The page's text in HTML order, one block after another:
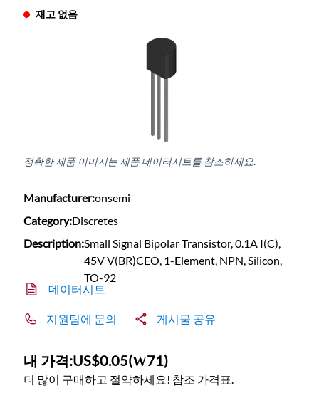
재고 없음
정확한 제품 이미지는 제품 데이터시트를 참조하세요.
Manufacturer:onsemi
Category:Discretes
Description:Small Signal Bipolar Transistor, 0.1A I(C),
45V V(BR)CEO, 1-Element, NPN, Silicon,
TO-92
데이터시트
지원팀에 문의 게시물 공유
내 가격:US$0.05(₩71)
더 많이 구매하고 절약하세요! 참조 가격표.